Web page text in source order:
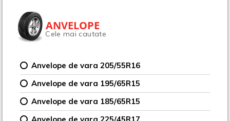
ANVELOPE
Cele mai cautate
Anvelope de vara 205/55R16
Anvelope de vara 195/65R15
Anvelope de vara 185/65R15